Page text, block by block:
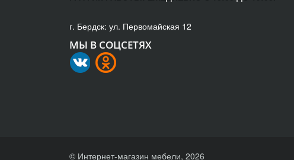
г. Бердск: ул. Первомайская 12
МЫ В СОЦСЕТЯХ
© Интернет-магазин мебели, 2026